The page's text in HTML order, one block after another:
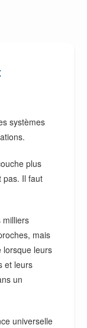
systèmes
plus
pas. Il faut
milliers
mais
lorsque leurs
et leurs
un
universelle